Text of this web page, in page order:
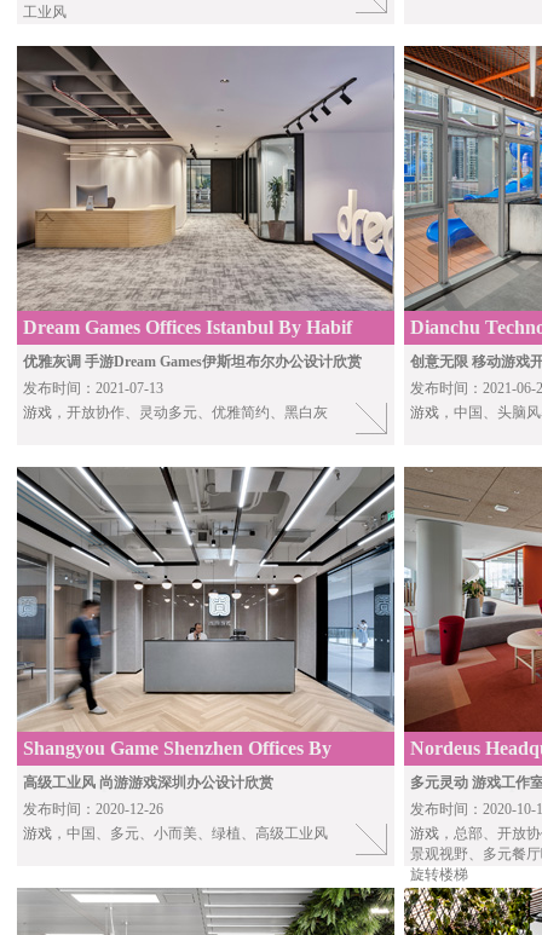
工业风
Dream Games Offices Istanbul By Habif
Architects
优雅灰调 手游Dream Games伊斯坦布尔办公设计欣赏
发布时间：2021-07-13
游戏 ，开放协作、灵动多元、优雅简约、黑白灰
Dianchu
HTM Associates
创意无限 移动游戏
发布时间：2021-06-
游戏 ，中国、头脑
Shangyou Game Shenzhen Offices By
iDAWorkplace
高级工业风 尚游游戏深圳办公设计欣赏
发布时间：2020-12-26
游戏 ，中国、多元、小而美、绿植、高级工业风
Nordeus
Studio, Jump
多元灵动 游戏工作
发布时间：2020-10-
游戏 ，总部、开放
景观视野、多元餐
旋转楼梯